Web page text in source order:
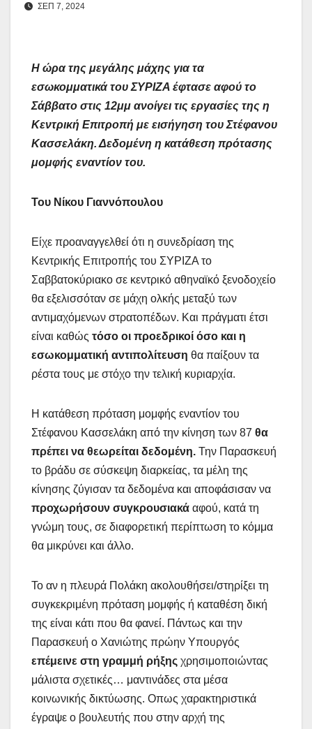
ΣΕΠ 7, 2024
Η ώρα της μεγάλης μάχης για τα
εσωκομματικά του ΣΥΡΙΖΑ έφτασε αφού το
Σάββατο στις 12μμ ανοίγει τις εργασίες της η
Κεντρική Επιτροπή με εισήγηση του Στέφανου
Κασσελάκη. Δεδομένη η κατάθεση πρότασης
μομφής εναντίον του.
Του Νίκου Γιαννόπουλου
Είχε προαναγγελθεί ότι η συνεδρίαση της
Κεντρικής Επιτροπής του ΣΥΡΙΖΑ το
Σαββατοκύριακο σε κεντρικό αθηναϊκό ξενοδοχείο
θα εξελισσόταν σε μάχη ολκής μεταξύ των
αντιμαχόμενων στρατοπέδων. Και πράγματι έτσι
είναι καθώς τόσο οι προεδρικοί όσο και η
εσωκομματική αντιπολίτευση θα παίξουν τα
ρέστα τους με στόχο την τελική κυριαρχία.
Η κατάθεση πρόταση μομφής εναντίον του
Στέφανου Κασσελάκη από την κίνηση των 87 θα
πρέπει να θεωρείται δεδομένη. Την Παρασκευή
το βράδυ σε σύσκεψη διαρκείας, τα μέλη της
κίνησης ζύγισαν τα δεδομένα και αποφάσισαν να
προχωρήσουν συγκρουσιακά αφού, κατά τη
γνώμη τους, σε διαφορετική περίπτωση το κόμμα
θα μικρύνει και άλλο.
Το αν η πλευρά Πολάκη ακολουθήσει/στηρίξει τη
συγκεκριμένη πρόταση μομφής ή καταθέση δική
της είναι κάτι που θα φανεί. Πάντως και την
Παρασκευή ο Χανιώτης πρώην Υπουργός
επέμεινε στη γραμμή ρήξης χρησιμοποιώντας
μάλιστα σχετικές… μαντινάδες στα μέσα
κοινωνικής δικτύωσης. Οπως χαρακτηριστικά
έγραψε ο βουλευτής που στην αρχή της